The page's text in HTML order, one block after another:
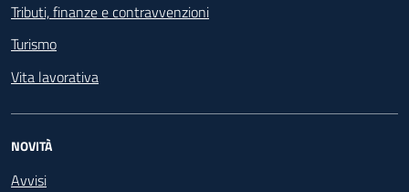
Tributi, finanze e contravvenzioni
Turismo
Vita lavorativa
NOVITÀ
Avvisi